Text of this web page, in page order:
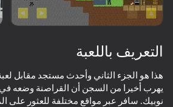
التعريف باللعبة
هذا هو الجزء الثاني وأحدث مستجد مقابل
يهرب أخيرا من السجن أن القراصنة وضعه
نوبيك. سافر عبر مواقع مختلفة للعثور على